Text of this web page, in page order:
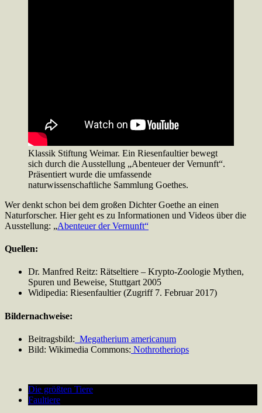
Klassik Stiftung Weimar. Ein Riesenfaultier bewegt
sich durch die Ausstellung „Abenteuer der Vernunft“.
Präsentiert wurde die umfassende
naturwissenschaftliche Sammlung Goethes.
Wer denkt schon bei dem großen Dichter Goethe an einen
Naturforscher. Hier geht es zu Informationen und Videos über die
Ausstellung: „Abenteuer der Vernunft“
Quellen:
Dr. Manfred Reitz: Rätseltiere – Krypto-Zoologie Mythen,
Spuren und Beweise, Stuttgart 2005
Widipedia: Riesenfaultier (Zugriff 7. Februar 2017)
Bildernachweise:
Beitragsbild: Megatherium americanum
Bild: Wikimedia Commons: Nothrotheriops
Die größten Tiere
Faultiere